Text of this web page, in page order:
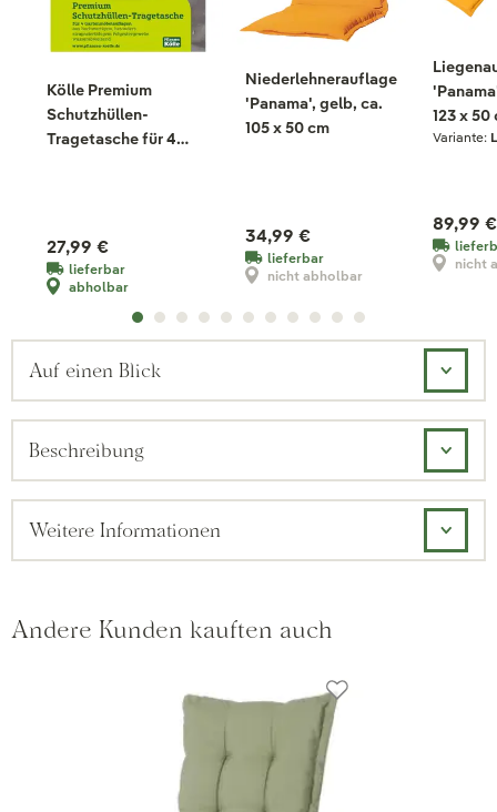
Kölle Premium
Schutzhüllen-
Tragetasche für 4
27,99 €
lieferbar
abholbar
Niederlehnerauflage
'Panama', gelb, ca.
105 x 50 cm
34,99 €
lieferbar
nicht abholbar
123 x 50
Variante:
89,99 €
nicht
Auf einen Blick
Beschreibung
Weitere Informationen
Andere Kunden kauften auch